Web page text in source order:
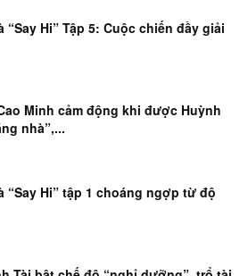
“Say Hi” Tập 5: Cuộc chiến đầy giải
Minh cảm động khi được Huỳnh
nhà”,...
“Say Hi” tập 1 choáng ngợp từ độ